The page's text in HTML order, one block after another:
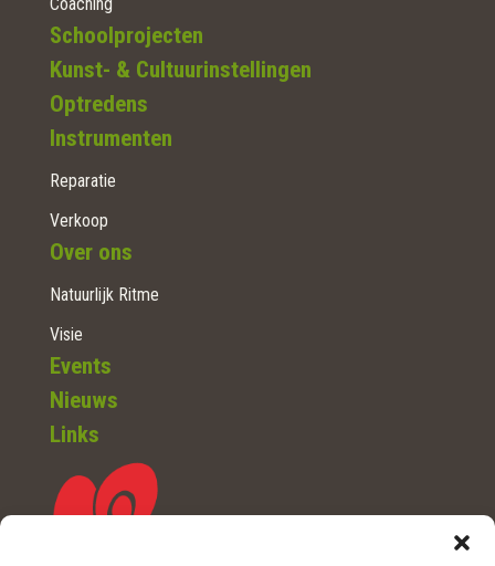
Schoolprojecten
Kunst- & Cultuurinstellingen
Optredens
Instrumenten
Reparatie
Verkoop
Over ons
Natuurlijk Ritme
Visie
Events
Nieuws
Links